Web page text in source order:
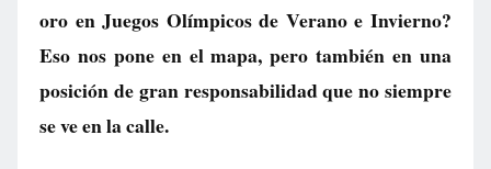
oro en Juegos Olímpicos de Verano e Invierno?
Eso nos pone en el mapa, pero también en una
posición de gran responsabilidad que no siempre
se ve en la calle.